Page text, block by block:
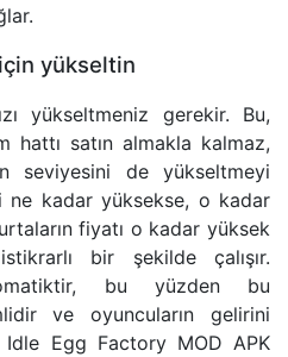
yükseltin
yükseltmeniz gerekir. Bu,
hattı satın almakla kalmaz,
seviyesini de yükseltmeyi
ne kadar yüksekse, o kadar
fiyatı o kadar yüksek
bir şekilde çalışır.
bu yüzden bu
ve oyuncuların gelirini
Idle Egg Factory MOD APK